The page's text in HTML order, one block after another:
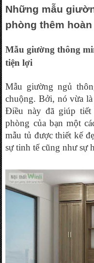
Những mẫu
phòng thêm hoàn
Mẫu giường thông
tiện lợi
Mẫu giường ngủ
chuộng. Bởi, nó vừa
Điều này đã giúp tiết
phòng của bạn một
mẫu tủ được thiết kế
sự tinh tế cũng như sự